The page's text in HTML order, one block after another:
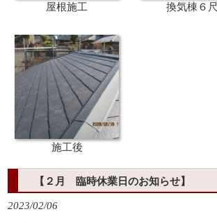
屋根施工 換気棟６尺
施工後
【２月 臨時休業日のお知らせ】
2023/02/06